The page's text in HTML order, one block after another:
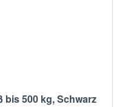
bis 500 kg, Schwarz